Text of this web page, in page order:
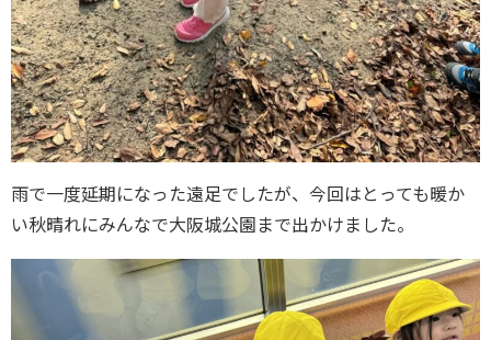
雨で一度延期になった遠足でしたが、今回はとっても暖か
い秋晴れにみんなで大阪城公園まで出かけました。